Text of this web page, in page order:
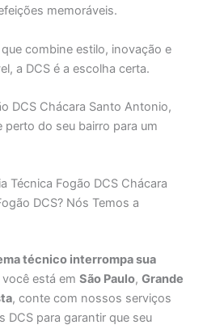
memoráveis.
combine estilo, inovação e
a DCS é a escolha certa.
DCS Chácara Santo Antonio,
do seu bairro para um
Técnica Fogão DCS Chácara
DCS? Nós Temos a
técnico interrompa sua
você está emSão Paulo,Grande
, conte com nossos serviços
DCS para garantir que seu